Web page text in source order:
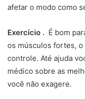
afetar o modo como
Exercício . É bom
os músculos fortes,
controle. Até ajuda
médico sobre as
você não exagere.